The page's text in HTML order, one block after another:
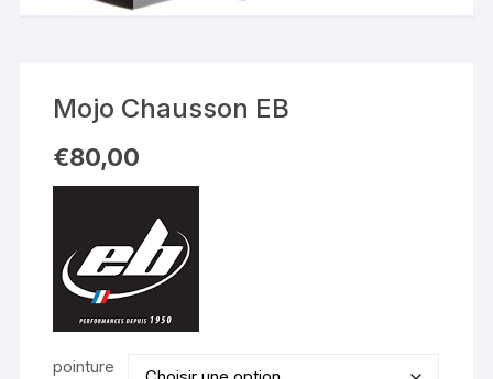
Mojo Chausson EB
€80,00
pointure